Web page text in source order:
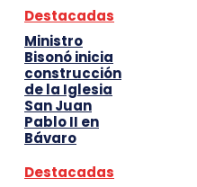
Destacadas
Ministro
Bisonó inicia
construcción
de la Iglesia
San Juan
Pablo II en
Bávaro
Destacadas